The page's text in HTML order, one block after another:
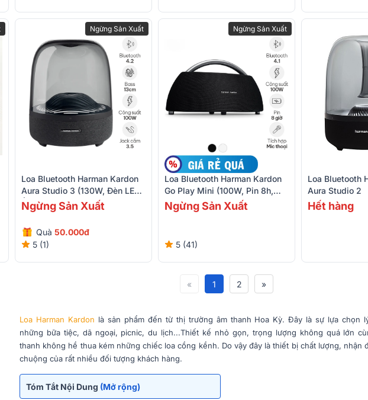
Ngừng Sản Xuất
Loa Bluetooth Harman Kardon
Aura Studio 3 (130W, Đèn LED,
Âm Thanh 360 Độ)
Ngừng Sản Xuất
Quà 50.000đ
5 (1)
Ngừng Sản Xuất
Loa Bluetooth Harman Kardon
Go Play Mini (100W, Pin 8h,
Bluetooth, AUX)
Ngừng Sản Xuất
5 (41)
Loa Bluetooth
Aura Studio 2
Hết hàng
« 1 2 »
Loa Harman Kardon là sản phẩm đến từ thị trường âm thanh Hoa Kỳ. Đây là sự lựa chọn
những bữa tiệc, dã ngoại, picnic, du lịch...Thiết kế nhỏ gọn, trọng lượng không quá lớn
thanh không hề thua kém những chiếc loa cồng kềnh. Do vậy đây là thiết bị chất lượng, nhận
chuộng của rất nhiều đối tượng khách hàng.
Tóm Tắt Nội Dung (Mở rộng)